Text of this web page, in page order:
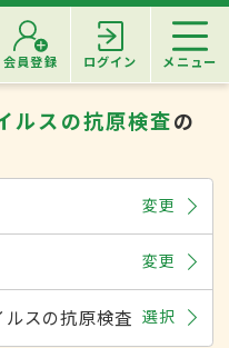
会員登録 ログイン メニュー
ルスの抗原検査の
変更
変更
スの抗原検査 選択